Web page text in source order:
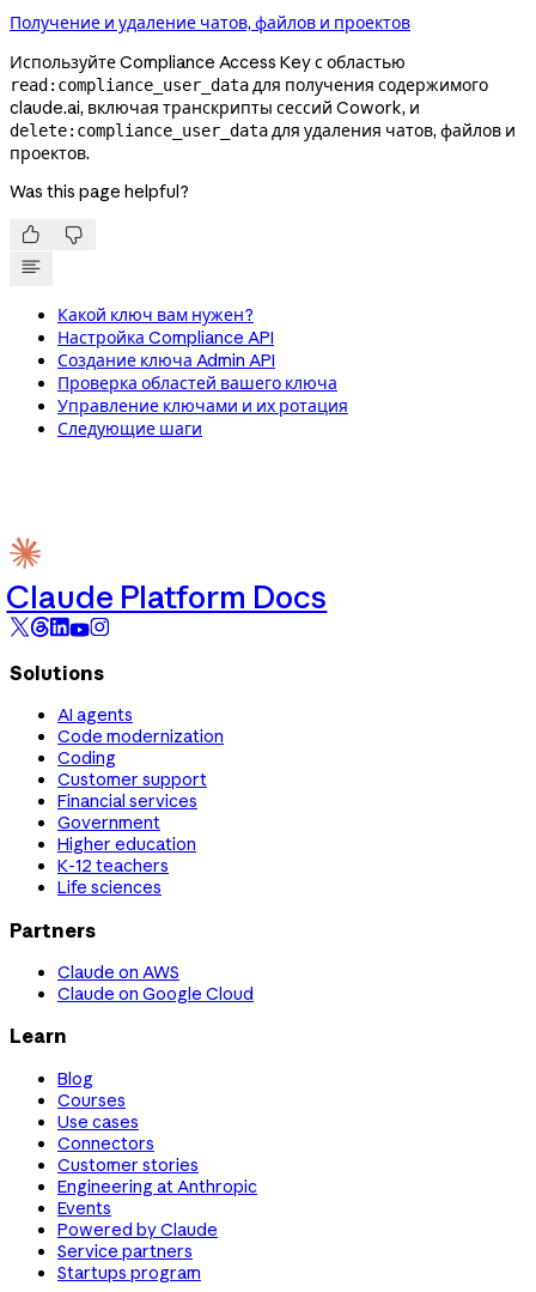
Получение и удаление чатов, файлов и проектов
Используйте Compliance Access Key с областью
read:compliance_user_dataдля получения содержимого
claude.ai, включая транскрипты сессий Cowork, и
delete:compliance_user_dataдля удаления чатов, файлов и
проектов.
Was this page helpful?
 
Какой ключ вам нужен?
Настройка Compliance API
Создание ключа Admin API
Проверка областей вашего ключа
Управление ключами и их ротация
Следующие шаги
Claude Platform Docs
Solutions
AI agents
Code modernization
Coding
Customer support
Financial services
Government
Higher education
K-12 teachers
Life sciences
Partners
Claude on AWS
Claude on Google Cloud
Learn
Blog
Courses
Use cases
Connectors
Customer stories
Engineering at Anthropic
Events
Powered by Claude
Service partners
Startups program